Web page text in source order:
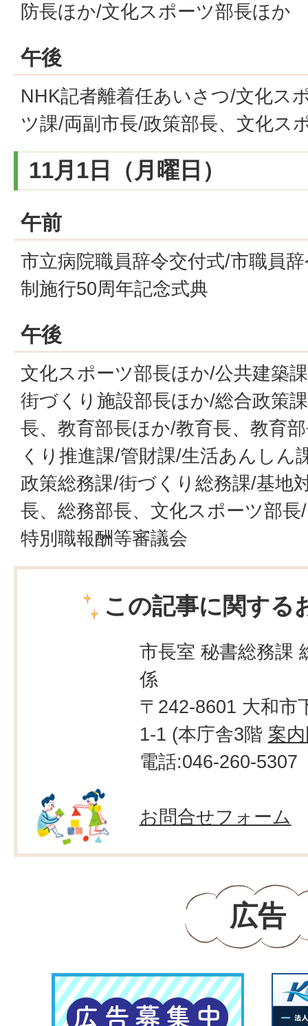
防長ほか/文化スポーツ部長ほか
午後
NHK記者離着任あいさつ/文化ス
ツ課/両副市長/政策部長、文化ス
11月1日（月曜日）
午前
市立病院職員辞令交付式/市職員
制施行50周年記念式典
午後
文化スポーツ部長ほか/公共建築
街づくり施設部長ほか/総合政策
長、教育部長ほか/教育長、教育
くり推進課/管財課/生活あんしん
政策総務課/街づくり総務課/基地
長、総務部長、文化スポーツ部
特別職報酬等審議会
この記事に関する
市長室 秘書総務課
係
〒242-8601 大和市
1-1 (本庁舎3階 案
電話:046-260-5307
お問合せフォーム
広告